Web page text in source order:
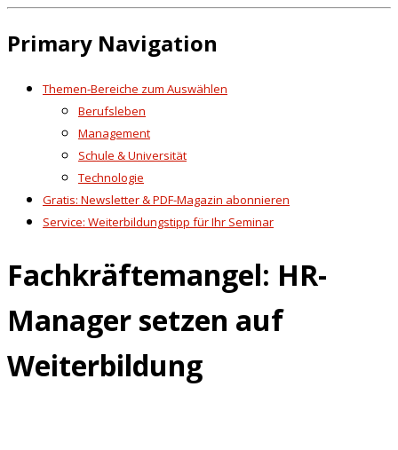
Primary Navigation
Themen-Bereiche zum Auswählen
Berufsleben
Management
Schule & Universität
Technologie
Gratis: Newsletter & PDF-Magazin abonnieren
Service: Weiterbildungstipp für Ihr Seminar
Fachkräftemangel: HR-
Manager setzen auf
Weiterbildung